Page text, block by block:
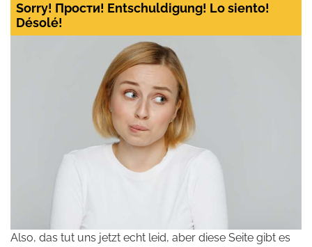
Sorry! Прости! Entschuldigung! Lo siento!
Désolé!
Also, das tut uns jetzt echt leid, aber diese Seite gibt es